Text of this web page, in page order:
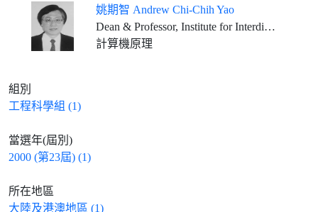
姚期智 Andrew Chi-Chih Yao
Dean & Professor, Institute for Interdisciplinary Information Sciences, Tsinghua University, Beijing
計算機原理
組別
工程科學組 (1)
當選年(屆別)
2000 (第23屆) (1)
所在地區
大陸及港澳地區 (1)